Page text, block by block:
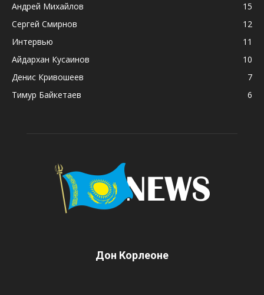
Андрей Михайлов
15
Сергей Смирнов
12
Интервью
11
Айдархан Кусаинов
10
Денис Кривошеев
7
Тимур Байкетаев
6
Дон Корлеоне